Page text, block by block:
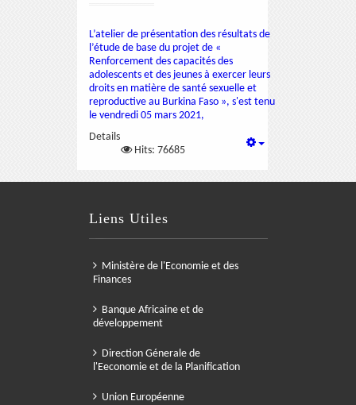
L’atelier de présentation des résultats de
l’étude de base du projet de «
Renforcement des capacités des
adolescents et des jeunes à exercer leurs
droits en matière de santé sexuelle et
reproductive au Burkina Faso », s'est tenu
le vendredi 05 mars 2021,
Details
Hits: 76685
Liens Utiles
Ministère de l'Economie et des
Finances
Banque Africaine et de
développement
Direction Génerale de
l'Eeconomie et de la Planification
Union Européenne